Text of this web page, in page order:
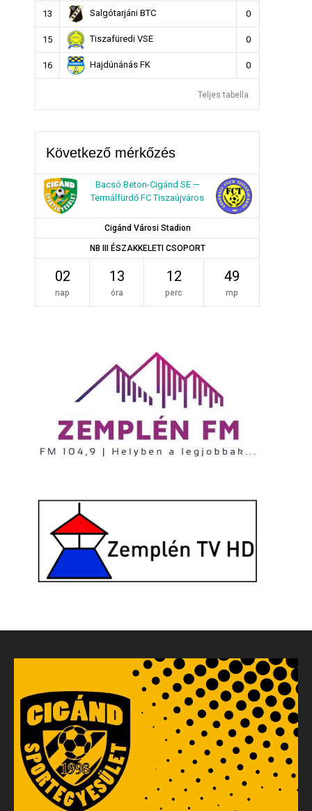
13 Salgótarjáni BTC 0
15 Tiszafüredi VSE 0
16 Hajdúnánás FK 0
Teljes tabella
Következő mérkőzés
Bacsó Beton-Cigánd SE —
Termálfürdő FC Tiszaújváros
Cigánd Városi Stadion
NB III ÉSZAKKELETI CSOPORT
02
nap
13
óra
12
perc
49
mp